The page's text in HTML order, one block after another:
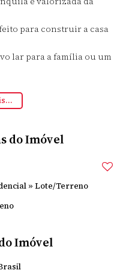
para construir a casa
lar para a família ou um
visita para conhecer esse
em contato agora
do Imóvel
» Lote/Terreno
Imóvel